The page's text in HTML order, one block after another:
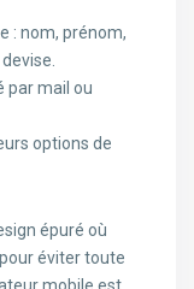
: nom, prénom,
par mail ou
options de
épuré où
éviter toute